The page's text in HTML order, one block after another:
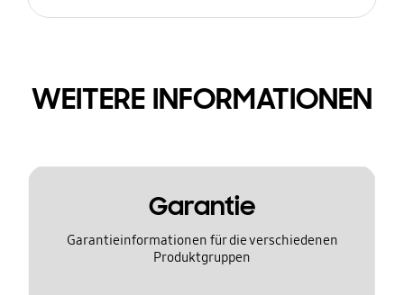
WEITERE INFORMATIONEN
Garantie
Garantieinformationen für die verschiedenen
Produktgruppen